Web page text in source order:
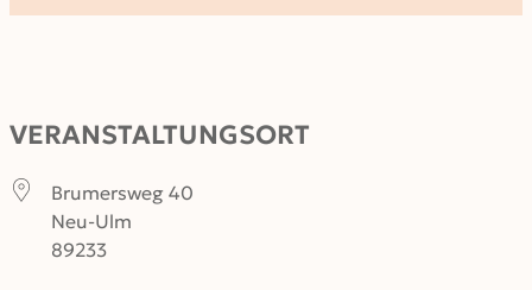
VERANSTALTUNGSORT
Brumersweg 40
Neu-Ulm
89233